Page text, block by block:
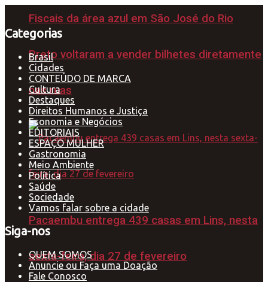
Fiscais da área azul em São José do Rio
Preto voltaram a vender bilhetes diretamente
nas ruas
Pacaembu entrega 439 casas em Lins, nesta
sexta-feira, dia 27 de fevereiro
Categorias
Brasil
Cidades
CONTEÚDO DE MARCA
Cultura
Destaques
Direitos Humanos e Justiça
Economia e Negócios
EDITORIAIS
ESPAÇO MULHER
Gastronomia
Meio Ambiente
Política
Saúde
Sociedade
Vamos falar sobre a cidade
Siga-nos
QUEM SOMOS
Anuncie ou Faça uma Doação
Fale Conosco